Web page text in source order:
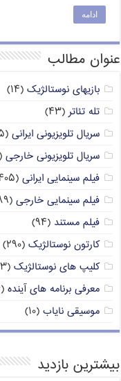
ادامه
عنوان مطالب
بازیهای نوستالژیک (۱۴)
تله تئاتر(۴۳)
سریال تلویزیونی ایرانی (۲۱۵)
سریال تلویزیونی خارجی
فیلم سینمایی ایرانی (۴۰۵)
فیلم سینمایی خارجی (۳۸۹)
فیلم مستند (۹۴)
کارتون نوستالژیک (۲۹۰)
کلیپ های نوستالژیک (۸۳)
معرفی برنامه های آینده (۶)
موسیقی نایاب (۱۰)
بیشترین بازدید